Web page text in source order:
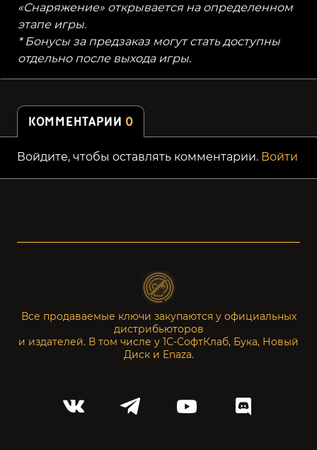
«Снаряжение» открывается на определенном
этапе игры.
* Бонусы за предзаказ могут стать доступны
отдельно после выхода игры.
КОММЕНТАРИИ 0
Войдите, чтобы оставлять комментарии. Войти
Все продаваемые ключи закупаются у официальных
дистрибьюторов
и издателей. В том числе у 1С-СофтКлаб, Бука, Новый
Диск и Enaza.